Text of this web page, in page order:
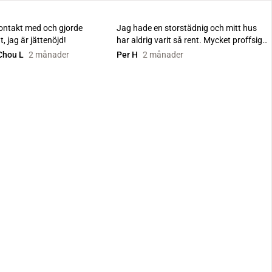
med och gjorde
jag är jättenöjd!
L 2 månader
Jag hade en storstädnig och mitt hus
har aldrig varit så rent. Mycket proffsiga
och servic...
Per H 2 månader